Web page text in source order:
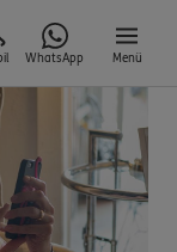
WhatsApp Menü